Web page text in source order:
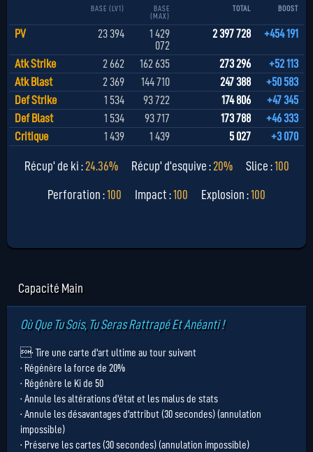
BASE (LV1)
BASE
(MAX)
TOTAL BOOST
PV 23 394
1 429
072
2 397 728 +454 191
Atk Strike 2 662 162 635 273 296
+52 113
Atk Blast
2 369 144 710 247 388
+50 583
Def Strike
1 534 93 722 174 806
+47 345
Def Blast
1 534 93 717 173 788
+46 333
Critique
1 439 1 439 5 027 +3 070
Récup' de ki :24.36% Récup' d'esquive :20% Slice :100
Perforation :100 Impact :100 Explosion :100
Capacité Main
Où Que Tu Sois, Tu Seras Rattrapé Et Anéanti !
· Tire une carte d'art ultime au tour suivant
· Régénère la force de 20%
· Régénère le Ki de 50
· Annule les altérations d'état et les malus de stats
· Annule les désavantages d'attribut (30 secondes) (annulation
impossible)
· Préserve les cartes (30 secondes) (annulation impossible)